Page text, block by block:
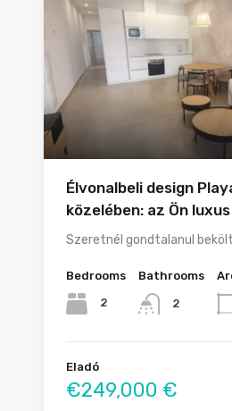
Élvonalbeli design
közelében: az Ön
Szeretnél gondtalanul
Bedrooms
2
Bathrooms
2
Eladó
€249,000 €